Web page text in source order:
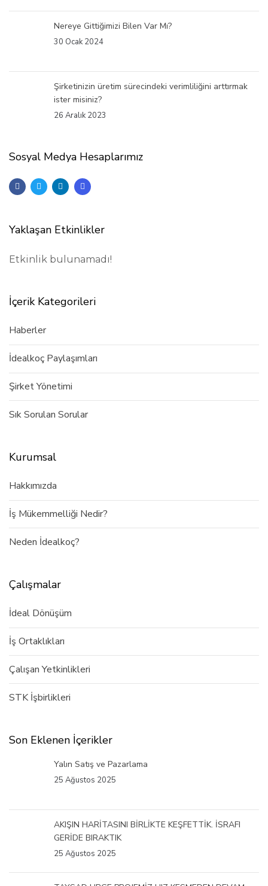
Nereye Gittiğimizi Bilen Var Mı?
30 Ocak 2024
Şirketinizin üretim sürecindeki verimliliğini arttırmak
ister misiniz?
26 Aralık 2023
Sosyal Medya Hesaplarımız
Yaklaşan Etkinlikler
Etkinlik bulunamadı!
İçerik Kategorileri
Haberler
İdealkoç Paylaşımları
Şirket Yönetimi
Sık Sorulan Sorular
Kurumsal
Hakkımızda
İş Mükemmelliği Nedir?
Neden İdealkoç?
Çalışmalar
İdeal Dönüşüm
İş Ortaklıkları
Çalışan Yetkinlikleri
STK İşbirlikleri
Son Eklenen İçerikler
Yalın Satış ve Pazarlama
25 Ağustos 2025
AKIŞIN HARİTASINI BİRLİKTE KEŞFETTİK. İSRAFI
GERİDE BIRAKTIK
25 Ağustos 2025